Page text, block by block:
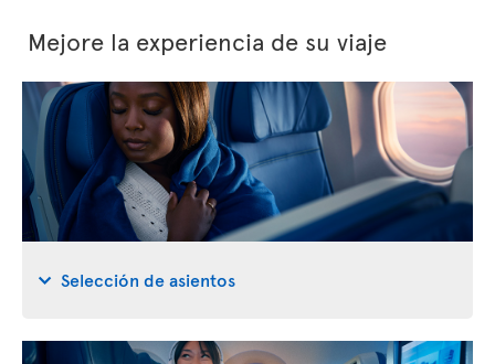
Mejore la experiencia de su viaje
Selección de asientos